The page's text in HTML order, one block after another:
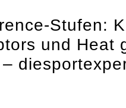
Stufen:
und Heat